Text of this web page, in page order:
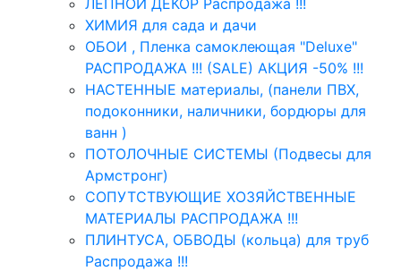
ЛЕПНОЙ ДЕКОР Распродажа !!!
ХИМИЯ для сада и дачи
ОБОИ , Пленка самоклеющая "Deluxe"
РАСПРОДАЖА !!! (SALE) АКЦИЯ -50% !!!
НАСТЕННЫЕ материалы, (панели ПВХ,
подоконники, наличники, бордюры для
ванн )
ПОТОЛОЧНЫЕ СИСТЕМЫ (Подвесы для
Армстронг)
СОПУТСТВУЮЩИЕ ХОЗЯЙСТВЕННЫЕ
МАТЕРИАЛЫ РАСПРОДАЖА !!!
ПЛИНТУСА, ОБВОДЫ (кольца) для труб
Распродажа !!!